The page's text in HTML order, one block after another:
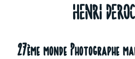
HENRI
27ème monde Photographe